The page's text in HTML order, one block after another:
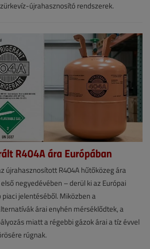
újrahasznosító rendszerek.
R404A ára Európában
újrahasznosított R404A hűtőközeg ára
negyedévében – derül ki az Európai
jelentéséből. Miközben a
árai enyhén mérséklődtek, a
miatt a régebbi gázok árai a tíz évvel
rúgnak.